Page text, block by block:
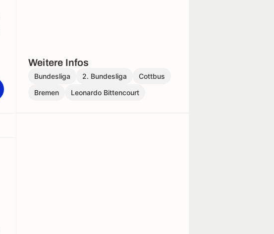
Weitere Infos
Bundesliga 2. Bundesliga
Cottbus
Bremen
Leonardo Bittencourt